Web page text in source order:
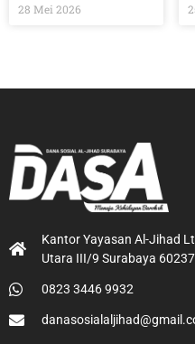
28 Mei 2026
Kantor Yayasan Al-Jihad
Utara III/9 Surabaya 60237
0823 3446 9932